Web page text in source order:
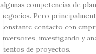
algunas competencias de
negocios. Pero
constante contacto con
inversores, investigando y
cientos de proyectos.